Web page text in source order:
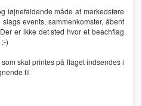
iøjnefaldende måde at markedsføre
events, sammenkomster, åbent
er ikke det sted hvor et beachflag
)
skal printes på flaget indsendes i
til